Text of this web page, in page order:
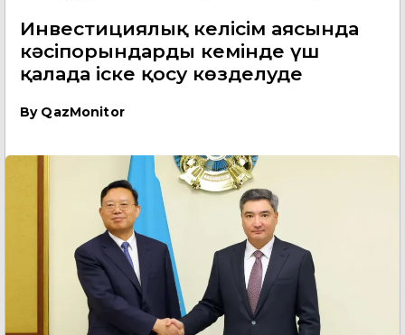
Инвестициялық келісім аясында
кәсіпорындарды кемінде үш
қалада іске қосу көзделуде
By QazMonitor